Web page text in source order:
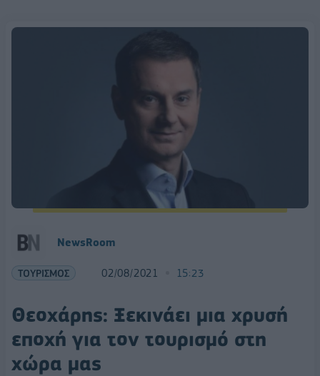
NewsRoom
ΤΟΥΡΙΣΜΟΣ 02/08/2021 15:23
Θεοχάρης: Ξεκινάει μια χρυσή
εποχή για τον τουρισμό στη
χώρα μας